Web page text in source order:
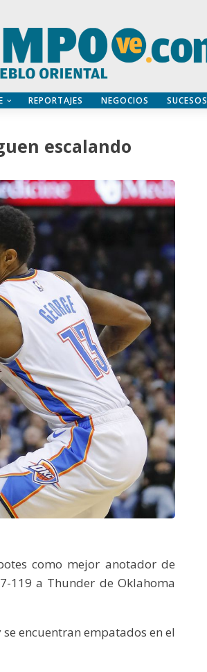
REPORTAJES NEGOCIOS SUCESOS
escalando
como mejor anotador de
119 a Thunder de Oklahoma
encuentran empatados en el